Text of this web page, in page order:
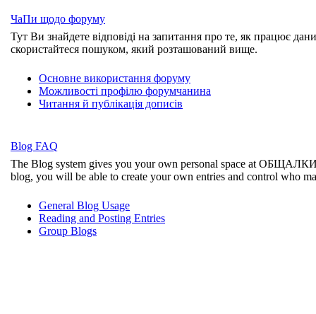
ЧаПи щодо форуму
Тут Ви знайдете відповіді на запитання про те, як працює
скористайтеся пошуком, який розташований вище.
Основне використання форуму
Можливості профілю форумчанина
Читання й публікація дописів
Blog FAQ
The Blog system gives you your own personal space at
blog, you will be able to create your own entries and control who
General Blog Usage
Reading and Posting Entries
Group Blogs